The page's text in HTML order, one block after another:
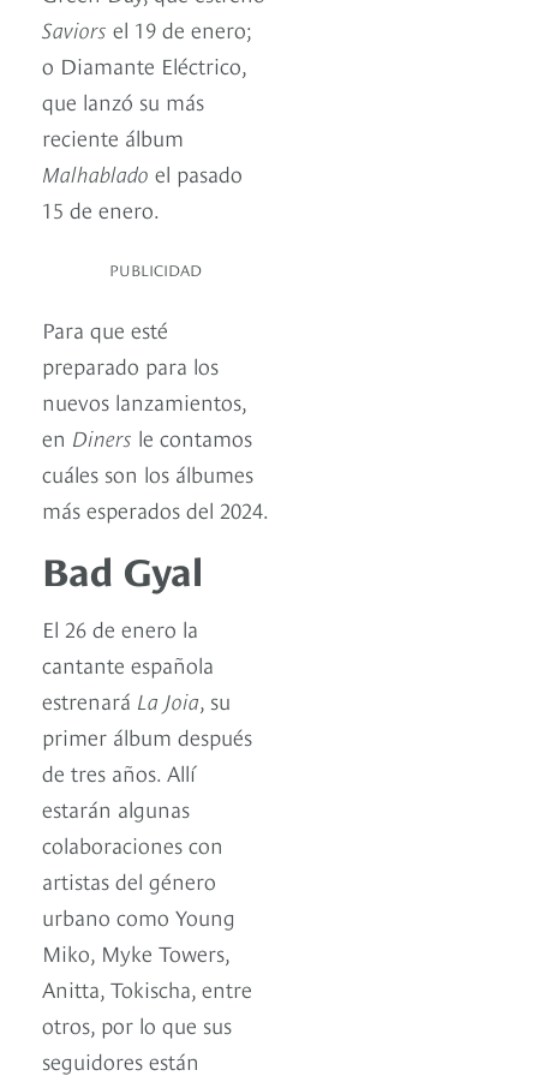
Saviors el 19 de enero;
o Diamante Eléctrico,
que lanzó su más
reciente álbum
Malhablado el pasado
15 de enero.
PUBLICIDAD
Para que esté
preparado para los
nuevos lanzamientos,
en Diners le contamos
cuáles son los álbumes
más esperados del 2024.
Bad Gyal
El 26 de enero la
cantante española
estrenará La Joia, su
primer álbum después
de tres años. Allí
estarán algunas
colaboraciones con
artistas del género
urbano como Young
Miko, Myke Towers,
Anitta, Tokischa, entre
otros, por lo que sus
seguidores están